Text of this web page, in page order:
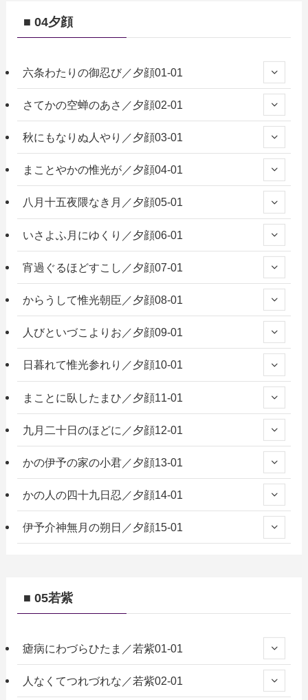
■ 04夕顔
六条わたりの御忍び／夕顔01-01
さてかの空蝉のあさ／夕顔02-01
秋にもなりぬ人やり／夕顔03-01
まことやかの惟光が／夕顔04-01
八月十五夜隈なき月／夕顔05-01
いさよふ月にゆくり／夕顔06-01
宵過ぐるほどすこし／夕顔07-01
からうして惟光朝臣／夕顔08-01
人びといづこよりお／夕顔09-01
日暮れて惟光参れり／夕顔10-01
まことに臥したまひ／夕顔11-01
九月二十日のほどに／夕顔12-01
かの伊予の家の小君／夕顔13-01
かの人の四十九日忍／夕顔14-01
伊予介神無月の朔日／夕顔15-01
■ 05若紫
瘧病にわづらひたま／若紫01-01
人なくてつれづれな／若紫02-01